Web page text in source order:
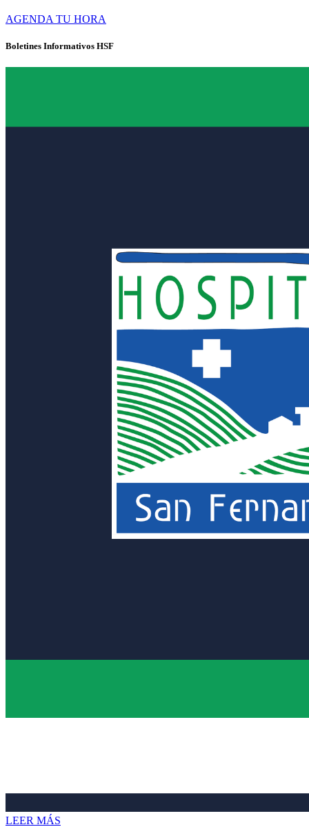
AGENDA TU HORA
Boletines Informativos HSF
LEER MÁS